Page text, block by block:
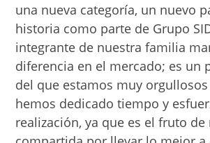
una nueva categoría, un nuevo
historia como parte de Grupo
integrante de nuestra familia
diferencia en el mercado; es un
del que estamos muy
hemos dedicado tiempo y
realización, ya que es el fruto